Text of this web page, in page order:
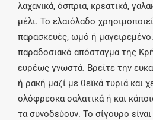
λαχανικά, όσπρια, κρεατικά,
μέλι. Το ελαιόλαδο
παρασκευές, ωμό ή
παραδοσιακό απόσταγμα της
ευρέως γνωστά. Βρείτε την
ή ρακή μαζί με θεϊκά τυριά και
ολόφρεσκα σαλατικά ή και
τα συνοδεύουν. Το σίγουρο